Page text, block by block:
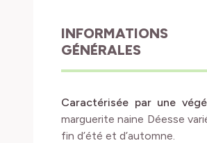
INFORMATIONS
GÉNÉRALES
Caractérisée par une
marguerite naine Déesse
fin d’été et d’automne.